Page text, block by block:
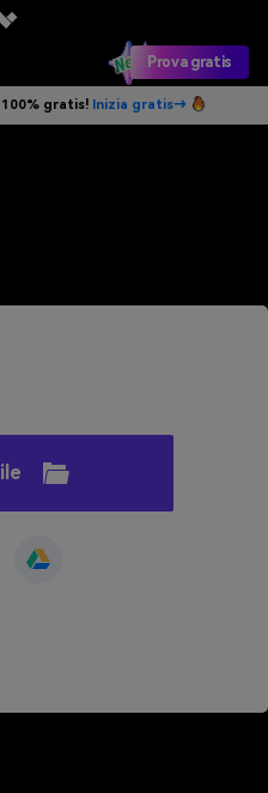
Prova gratis
gratis! Inizia gratis→